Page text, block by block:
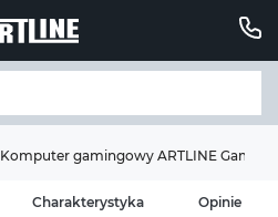
Komputer gamingowy ARTLINE Gaming
Charakterystyka Opinie